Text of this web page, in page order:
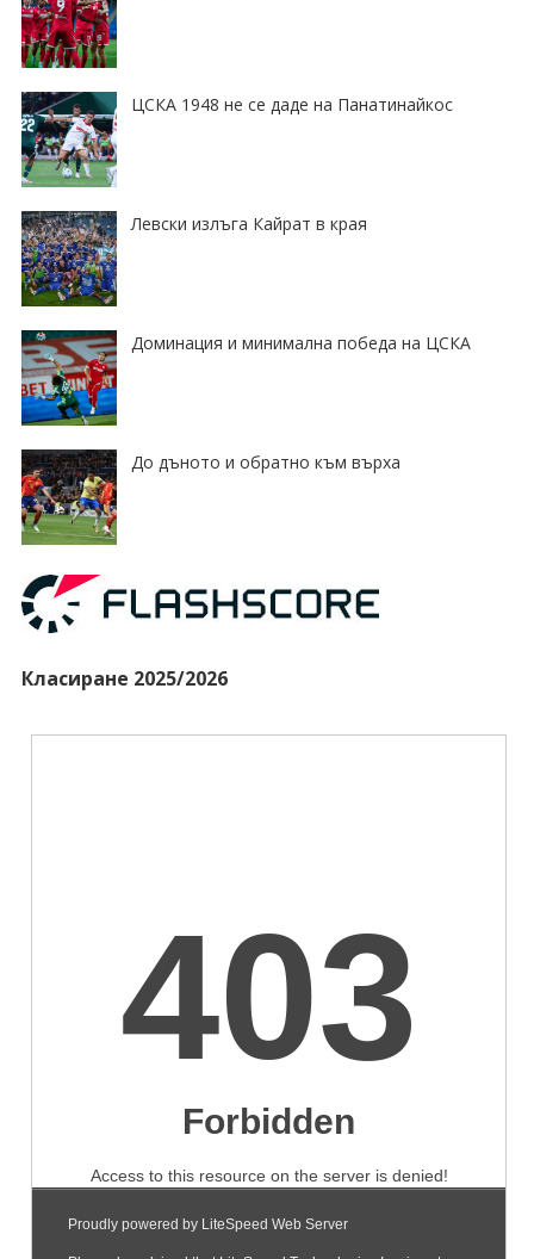
ЦСКА 1948 не се даде на Панатинайкос
Левски излъга Кайрат в края
Доминация и минимална победа на ЦСКА
До дъното и обратно към върха
Класиране 2025/2026